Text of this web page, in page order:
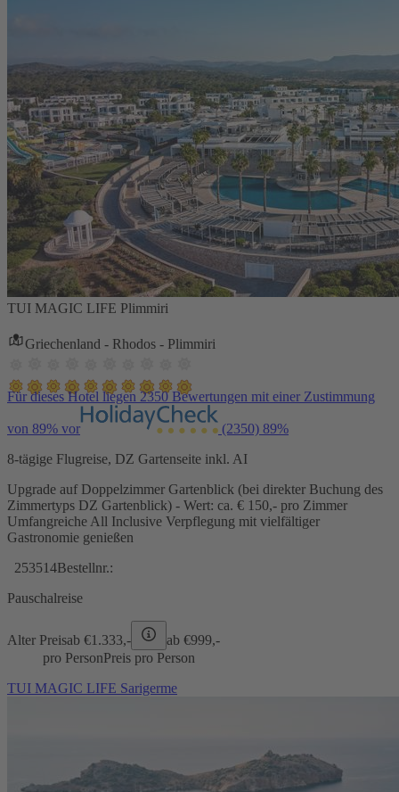
TUI MAGIC LIFE Plimmiri
Griechenland - Rhodos - Plimmiri
Für dieses Hotel liegen 2350 Bewertungen mit einer Zustimmung
von 89% vor (2350) 89%
8-tägige Flugreise, DZ Gartenseite inkl. AI
Upgrade auf Doppelzimmer Gartenblick (bei direkter Buchung des
Zimmertyps DZ Gartenblick) - Wert: ca. € 150,- pro Zimmer
Umfangreiche All Inclusive Verpflegung mit vielfältiger
Gastronomie genießen
253514Bestellnr.:
Pauschalreise
Alter Preisab €1.333,- ab €999,-
pro PersonPreis pro Person
TUI MAGIC LIFE Sarigerme